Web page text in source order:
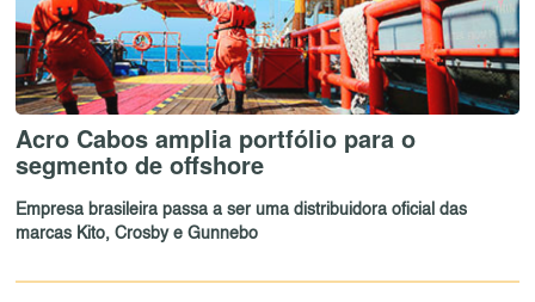
Acro Cabos amplia portfólio para o
segmento de offshore
Empresa brasileira passa a ser uma distribuidora oficial das
marcas Kito, Crosby e Gunnebo